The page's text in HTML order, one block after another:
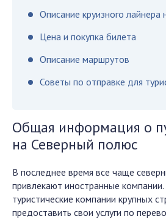
Описание круизного лайнера
Цена и покупка билета
Описание маршрутов
Советы по отправке для
Общая информация о
на Северный полюс
В последнее время все чаще
привлекают иностранные
туристические компании крупных
предоставить свои услуги по